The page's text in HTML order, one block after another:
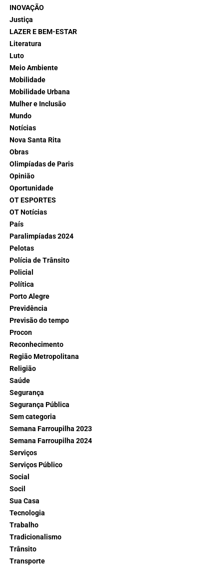
INOVAÇÃO
Justiça
LAZER E BEM-ESTAR
Literatura
Luto
Meio Ambiente
Mobilidade
Mobilidade Urbana
Mulher e Inclusão
Mundo
Notícias
Nova Santa Rita
Obras
Olimpíadas de Paris
Opinião
Oportunidade
OT ESPORTES
OT Notícias
País
Paralimpíadas 2024
Pelotas
Polícia de Trânsito
Policial
Política
Porto Alegre
Previdência
Previsão do tempo
Procon
Reconhecimento
Região Metropolitana
Religião
Saúde
Segurança
Segurança Pública
Sem categoria
Semana Farroupilha 2023
Semana Farroupilha 2024
Serviços
Serviços Público
Social
Socil
Sua Casa
Tecnologia
Trabalho
Tradicionalismo
Trânsito
Transporte